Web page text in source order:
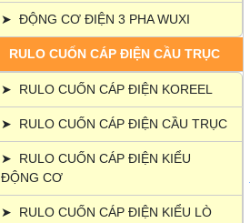
➤ ĐỘNG CƠ ĐIỆN 3 PHA WUXI
RULO CUỐN CÁP ĐIỆN CẦU TRỤC
➤ RULO CUỐN CÁP ĐIỆN KOREEL
➤ RULO CUỐN CÁP ĐIỆN CẦU TRỤC
➤
RULO CUỐN CÁP ĐIỆN KIỂU
ĐỘNG CƠ
➤
RULO CUỐN CÁP ĐIỆN KIỂU LÒ